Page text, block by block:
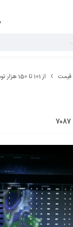
قیمت از 101 تا 150 هزار تومان